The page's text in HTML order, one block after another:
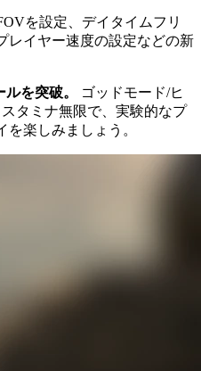
を設定、デイタイムフリ
レイヤー速度の設定などの新
を突破。
ゴッドモード/ヒ
タミナ無限で、実験的なプ
楽しみましょう。